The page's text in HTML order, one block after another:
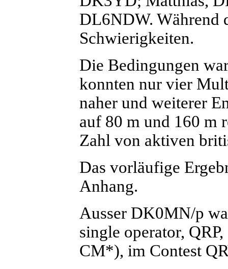
DL6NDW. Während
Schwierigkeiten.
Die Bedingungen
konnten nur vier
naher und weiterer
auf 80 m und 160 m
Zahl von aktiven
Das vorläufige
Anhang.
Ausser DK0MN/p
single operator,
CM*), im Contest